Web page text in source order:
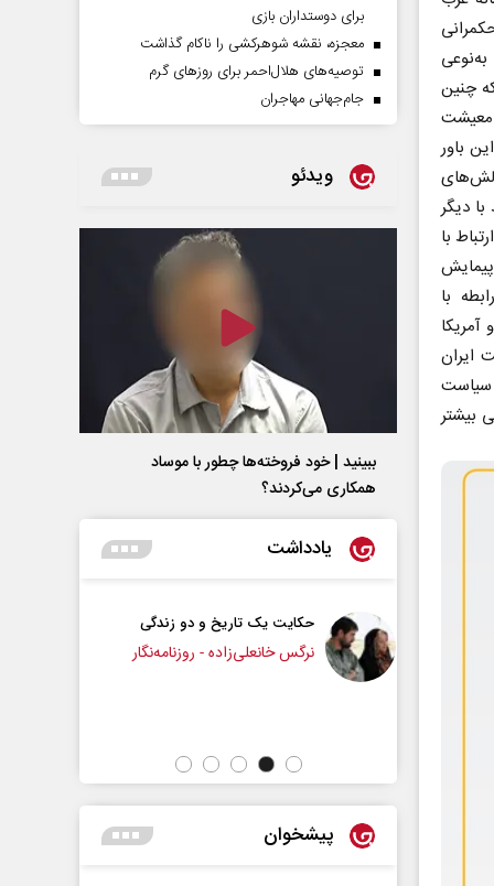
چنین
معیشت
باور
دیگر
با
با
ایران
سیاست
بیشتر
برای دوستداران بازی
معجزه، نقشه شوهرکشی را ناکام گذاشت
توصیه‌های هلال‌احمر برای روز‌های گرم
جام‌جهانی مهاجران
ویدئو
ببینید | خود فروخته‌ها چطور با موساد
همکاری می‌کردند؟
یادداشت
تاریخ و دو زندگی
- روزنامه‌نگار
چرایی عقب‌نشینی ترامپ؟
پیشخوان